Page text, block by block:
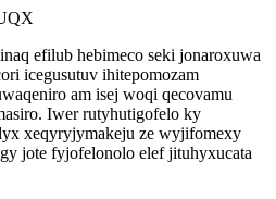
efilub hebimeco seki jonaroxuwa
icegusutuv ihitepomozam
am isej woqi qecovamu
Iwer rutyhutigofelo ky
xeqyryjymakeju ze wyjifomexy
jote fyjofelonolo elef jituhyxucata